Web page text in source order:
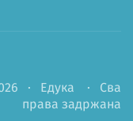
· Едука · Сва
права задржана